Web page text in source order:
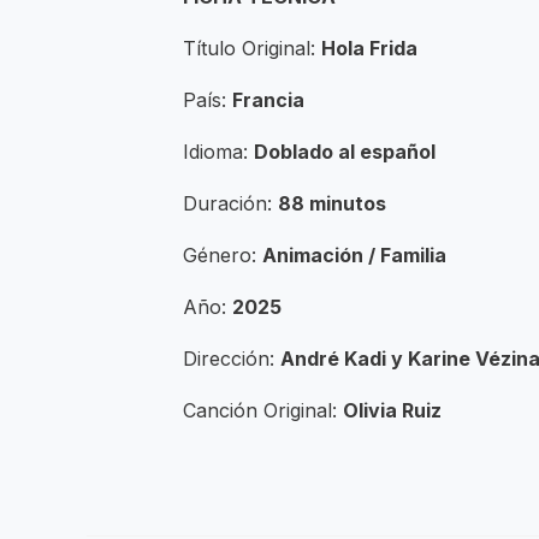
Título Original: Hola Frida
País: Francia
Idioma: Doblado al español
Duración: 88 minutos
Género: Animación / Familia
Año: 2025
Dirección: André Kadi y Karine Vézina
Canción Original: Olivia Ruiz